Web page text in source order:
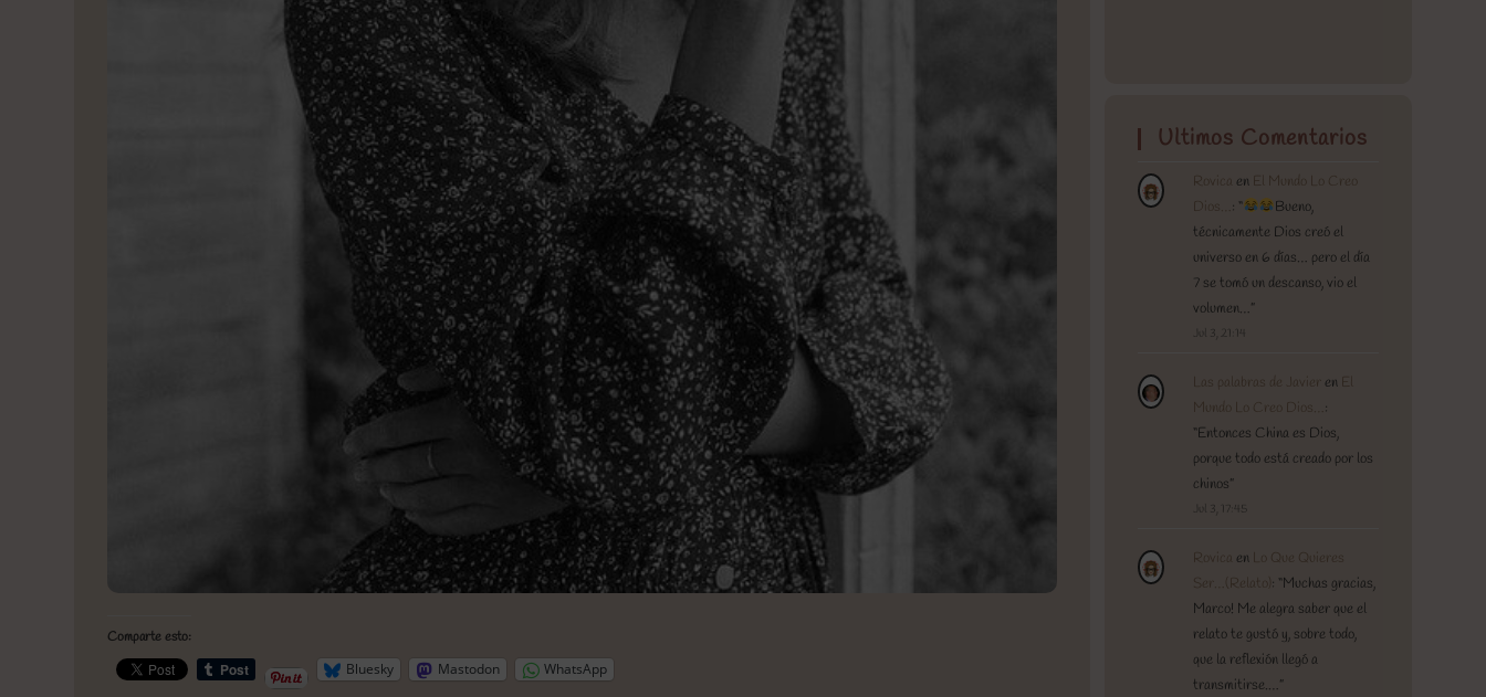
Comparte esto:
Bluesky Mastodon WhatsApp
Ultimos Comentarios
Rovica en El Mundo Lo Creo
Dios… : “
Bueno,
técnicamente Dios creó el
universo en 6 días… pero el día
7 se tomó un descanso, vio el
volumen…”
Jul 3, 21:14
Las palabras de Javier en El
Mundo Lo Creo Dios… :
“Entonces China es Dios,
porque todo está creado por los
chinos”
Jul 3, 17:45
Rovica en
Lo Que Quieres
Ser…(Relato) : “Muchas gracias,
Marco! Me alegra saber que el
relato te gustó y, sobre todo,
que la reflexión llegó a
transmitirse.…”